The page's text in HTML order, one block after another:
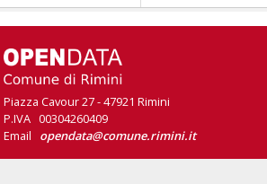
Piazza Cavour 27 - 47921 Rimini
P.IVA 00304260409
Email opendata@comune.rimini.it